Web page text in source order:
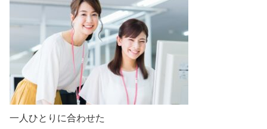
一人ひとりに合わせた